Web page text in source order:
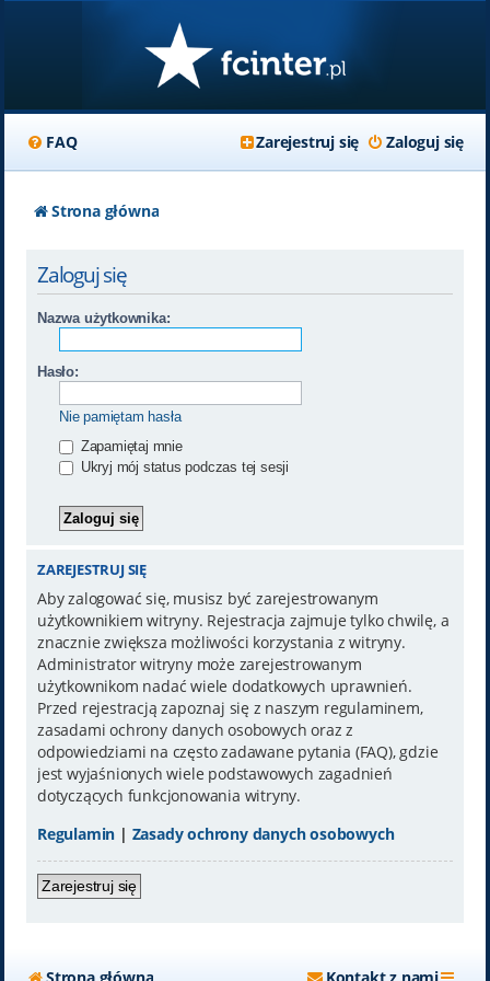
FAQ Zaloguj się
Zarejestruj się
Strona główna
Zaloguj się
Nazwa użytkownika:
Hasło:
Nie pamiętam hasła
Zapamiętaj mnie
Ukryj mój status podczas tej sesji
ZAREJESTRUJ SIĘ
Aby zalogować się, musisz być zarejestrowanym
użytkownikiem witryny. Rejestracja zajmuje tylko chwilę, a
znacznie zwiększa możliwości korzystania z witryny.
Administrator witryny może zarejestrowanym
użytkownikom nadać wiele dodatkowych uprawnień.
Przed rejestracją zapoznaj się z naszym regulaminem,
zasadami ochrony danych osobowych oraz z
odpowiedziami na często zadawane pytania (FAQ), gdzie
jest wyjaśnionych wiele podstawowych zagadnień
dotyczących funkcjonowania witryny.
Regulamin | Zasady ochrony danych osobowych
Zarejestruj się
Strona główna Kontakt z nami